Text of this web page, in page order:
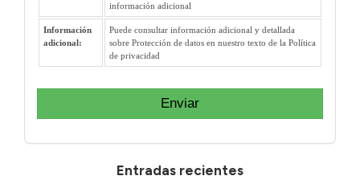
información adicional
Información
adicional:
Puede consultar información adicional y detallada
sobre Protección de datos en nuestro texto de la Política
de privacidad
Enviar
Entradas recientes